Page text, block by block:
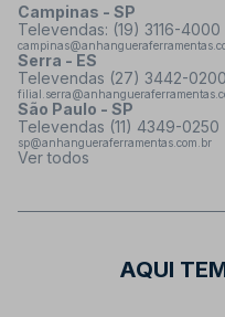
Campinas - SP
Televendas: (19) 3116-4000
Serra - ES
Televendas (27) 3442-0200
São Paulo - SP
Televendas (11) 4349-0250
sp@anhangueraferramentas.com.br
Ver todos
AQUI